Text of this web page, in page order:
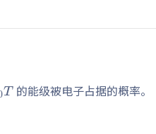
的能级被电子占据的概率。